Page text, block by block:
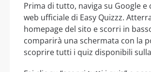
Prima di tutto, naviga su Google e
web ufficiale di Easy Quizzz.
homepage del sito e scorri in
comparirà una schermata con la
scoprire tutti i quiz disponibili